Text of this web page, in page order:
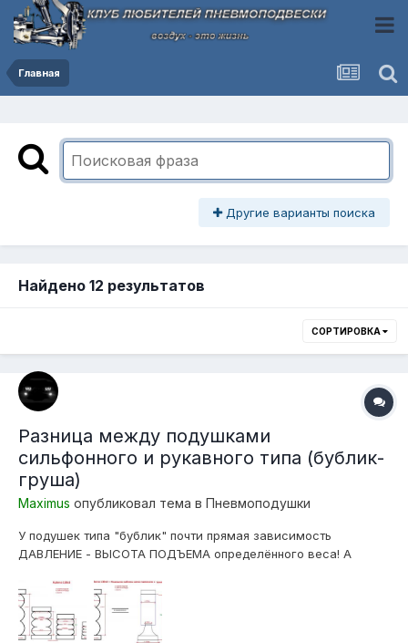
Главная
Другие варианты поиска
Найдено 12 результатов
СОРТИРОВКА
Разница между подушками
сильфонного и рукавного типа (бублик-
груша)
Maximus опубликовал тема в Пневмоподушки
У подушек типа "бублик" почти прямая зависимость
ДАВЛЕНИЕ - ВЫСОТА ПОДЪЕМА определённого веса! А
рукавного типа у которых есть поршень определённого
диаметра, с почти не меняющейся рабочей-площадью, у
бублика рабочая площадь уменьшается прямо-пр...